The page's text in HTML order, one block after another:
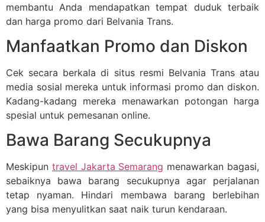
membantu Anda mendapatkan tempat duduk terbaik
dan harga promo dari Belvania Trans.
Manfaatkan Promo dan Diskon
Cek secara berkala di situs resmi Belvania Trans atau
media sosial mereka untuk informasi promo dan diskon.
Kadang-kadang mereka menawarkan potongan harga
spesial untuk pemesanan online.
Bawa Barang Secukupnya
Meskipun travel Jakarta Semarang menawarkan bagasi,
sebaiknya bawa barang secukupnya agar perjalanan
tetap nyaman. Hindari membawa barang berlebihan
yang bisa menyulitkan saat naik turun kendaraan.